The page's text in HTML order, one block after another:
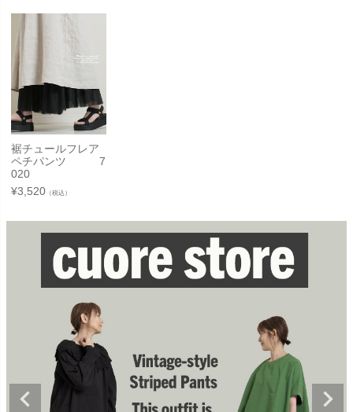
裾チュールフレア
ペチパンツ 7
020
¥3,520 （税込）